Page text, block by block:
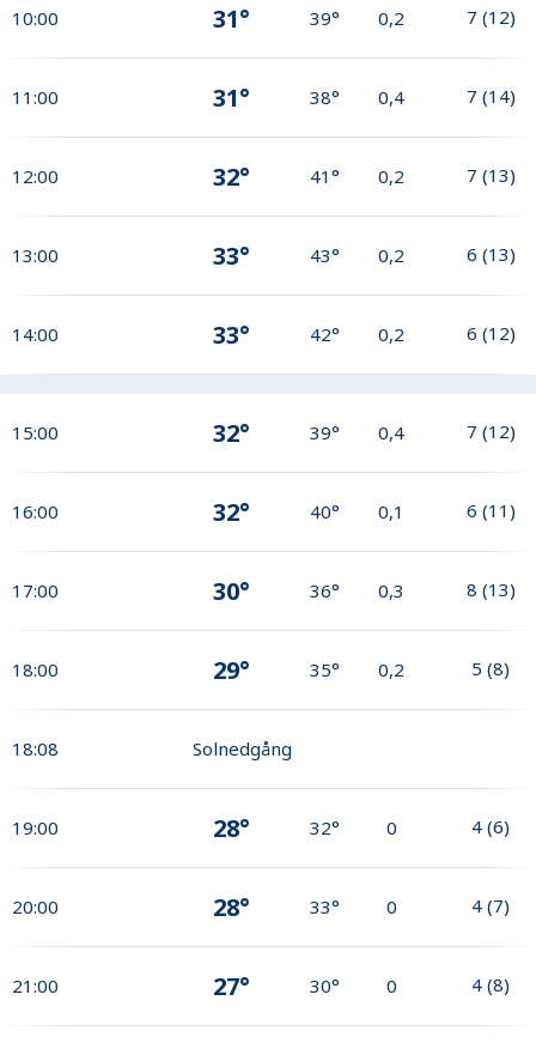
10:00 31° 39° 0,2 7 (12)
11:00 31° 38° 0,4 7 (14)
12:00 32° 41° 0,2 7 (13)
13:00 33° 43° 0,2 6 (13)
14:00 33° 42° 0,2 6 (12)
15:00 32° 39° 0,4 7 (12)
16:00 32° 40° 0,1 6 (11)
17:00 30° 36° 0,3 8 (13)
18:00 29° 35° 0,2 5 (8)
18:08 Solnedgång
19:00 28° 32° 0 4 (6)
20:00 28° 33° 0 4 (7)
21:00 27° 30° 0 4 (8)